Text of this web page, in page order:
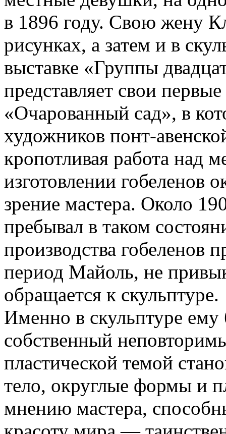
в 1896 году. Свою жену
рисунках, а затем и в
выставке «Группы
представляет свои
«Очарованный сад», в
художников понт-
кропотливая работа над
изготовлении гобеленов
зрение мастера. Около
пребывал в таком
производства гобеленов
период Майоль, не
обращается к скульптуре.
Именно в скульптуре
собственный
пластической темой
тело, округлые формы и
мнению мастера,